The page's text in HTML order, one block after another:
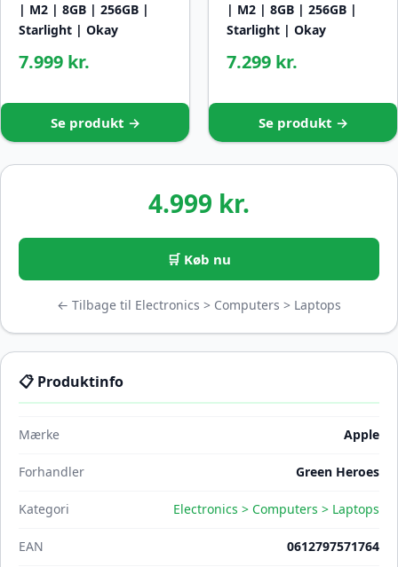
| M2 | 8GB | 256GB |
Starlight | Okay
7.999 kr.
Se produkt →
| M2 | 8GB | 256GB |
Starlight | Okay
7.299 kr.
Se produkt →
4.999 kr.
🛒 Køb nu
← Tilbage til Electronics > Computers > Laptops
📋 Produktinfo
Mærke Apple
Forhandler Green Heroes
Kategori Electronics > Computers > Laptops
EAN 0612797571764